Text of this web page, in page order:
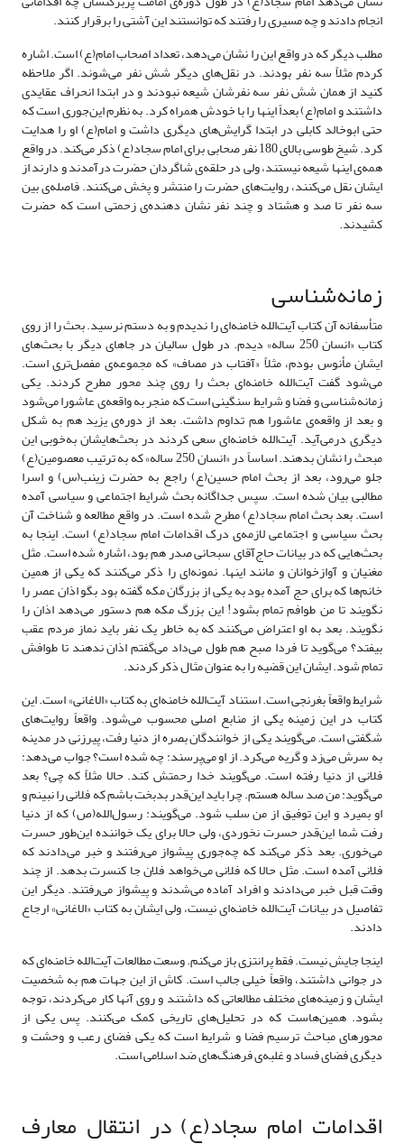
انجام دادند و چه مسیری را رفتند که توانستند این آشتی را برقرار کنند.
مطلب دیگر که در واقع این را نشان می‌دهد، تعداد اصحاب امام(ع) است. اشاره
کردم مثلاً سه نفر بودند. در نقل‌های دیگر شش نفر می‌شوند. اگر ملاحظه
کنید از همان شش نفر سه نفرشان شیعه نبودند و در ابتدا انحراف عقایدی
داشتند و امام(ع) بعداً اینها را با خودش همراه کرد. به نظرم این‌جوری است که
حتی ابوخالد کابلی در ابتدا گرایش‌های دیگری داشت و امام(ع) او را هدایت
کرد. شیخ طوسی بالای 180 نفر صحابی برای امام سجاد(ع) ذکر می‌کند. در واقع
همه‌ی اینها شیعه نیستند، ولی در حلقه‌ی شاگردان حضرت درآمدند و دارند از
ایشان نقل می‌کنند، روایت‌های حضرت را منتشر و پخش می‌کنند. فاصله‌ی بین
سه نفر تا صد و هشتاد و چند نفر نشان دهنده‌ی زحمتی است که حضرت
کشیدند.
زمانه‌شناسی
متأسفانه آن کتاب آیت‌الله خامنه‌ای را ندیدم و به دستم نرسید. بحث را از روی
کتاب «انسان 250 ساله» دیدم. در طول سالیان در جاهای دیگر با بحث‌های
ایشان مأنوس بودم، مثلاً «آفتاب در مصاف» که مجموعه‌ی مفصل‌تری است.
می‌شود گفت آیت‌الله خامنه‌ای بحث را روی چند محور مطرح کردند. یکی
زمانه‌شناسی و فضا و شرایط سنگینی است که منجر به واقعه‌ی عاشورا می‌شود
و بعد از واقعه‌ی عاشورا هم تداوم داشت. بعد از دوره‌ی یزید هم به شکل
دیگری درمی‌آید. آیت‌الله خامنه‌ای سعی کردند در بحث‌هایشان به‌خوبی این
مبحث را نشان بدهند. اساساً در «انسان 250 ساله» که به ترتیب معصومین(ع)
جلو می‌رود، بعد از بحث امام حسین(ع) راجع به حضرت زینب(س) و اسرا
مطالبی بیان شده است. سپس جداگانه بحث شرایط اجتماعی و سیاسی آمده
است. بعد بحث امام سجاد(ع) مطرح شده است. در واقع مطالعه و شناخت آن
بحث سیاسی و اجتماعی لازمه‌ی درک اقدامات امام سجاد(ع) است. اینجا به
بحث‌هایی که در بیانات حاج‌آقای سبحانی صدر هم بود، اشاره شده است. مثل
مغنیان و آوازخوانان و مانند اینها. نمونه‌ا‌ی را ذکر می‌کنند که یکی از همین
خانم‌ها که برای حج آمده بود به یکی از بزرگان مکه گفته بود بگو اذان عصر را
نگویند تا من طوافم تمام بشود! این بزرگ مکه هم دستور می‌دهد اذان را
نگویند. بعد به او اعتراض می‌کنند که به خاطر یک نفر باید نماز مردم عقب
بیفتد؟ می‌‌گوید تا فردا صبح هم طول می‌داد می‌گفتم اذان ندهند تا طوافش
تمام شود. ایشان این قضیه را به عنوان مثال ذکر کردند.
شرایط واقعاً بغرنجی است. استناد آیت‌الله خامنه‌ای به کتاب «الاغانی» است. این
کتاب در این زمینه یکی از منابع اصلی محسوب می‌شود. واقعاً روایت‌های
شگفتی است. می‌گویند یکی از خوانندگان بصره از دنیا رفت، پیرزنی در مدینه
به سرش می‌زد و گریه می‌کرد. از او می‌پرسند: چه شده است؟ جواب می‌دهد:
فلانی از دنیا رفته است. می‌گویند خدا رحمتش کند. حالا مثلاً که چی؟ بعد
می‌گوید: من صد ساله هستم. چرا باید این‌قدر بدبخت باشم که فلانی را نبینم و
او بمیرد و این توفیق از من سلب شود. می‌گویند: رسول‌الله(ص) که از دنیا
رفت شما این‌قدر حسرت نخوردی، ولی حالا برای یک خواننده این‌طور حسرت
می‌خوری. بعد ذکر می‌کند که چه‌جوری پیشواز می‌رفتند و خبر می‌دادند که
فلانی آمده است. مثل حالا که فلانی می‌خواهد فلان جا کنسرت بدهد. از چند
وقت قبل خبر می‌دادند و افراد آماده می‌شدند و پیشواز می‌رفتند. دیگر این
تفاصیل در بیانات آیت‌الله خامنه‌ای نیست، ولی ایشان به کتاب «الاغانی» ارجاع
دادند.
اینجا جایش نیست. فقط پرانتزی باز می‌کنم. وسعت مطالعات آیت‌الله خامنه‌ای که
در جوانی داشتند، واقعاً خیلی جالب است. کاش از این جهات هم به شخصیت
ایشان و زمینه‌های مختلف مطالعاتی که داشتند و روی آنها کار می‌کردند، توجه
بشود. همین‌هاست که در تحلیل‌های تاریخی کمک می‌کنند. پس یکی از
محورهای مباحث ترسیم فضا و شرایط است که یکی فضای رعب و وحشت و
دیگری فضای فساد و غلبه‌ی فرهنگ‌های ضد اسلامی است.
اقدامات امام سجاد(ع) در انتقال معارف